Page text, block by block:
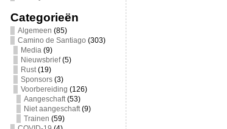
Categorieën
Algemeen (85)
Camino de Santiago (303)
Media(9)
Nieuwsbrief(5)
Rust(19)
Sponsors(3)
Voorbereiding (126)
Aangeschaft(53)
Niet aangeschaft(9)
Trainen (59)